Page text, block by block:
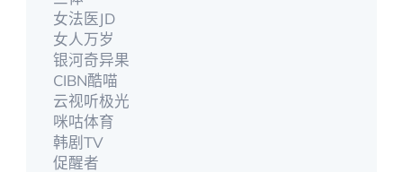
女法医JD
女人万岁
银河奇异果
CIBN酷喵
云视听极光
咪咕体育
韩剧TV
促醒者